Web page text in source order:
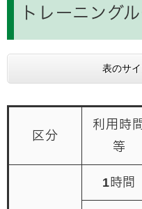
トレーニング
表のサ
区分
利用時
等
1時間